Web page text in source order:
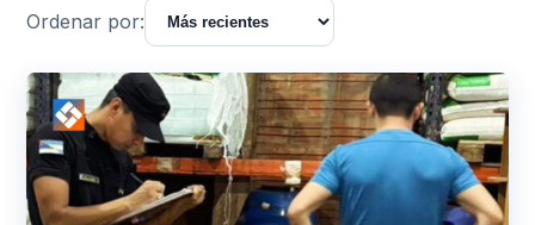
Ordenar por: